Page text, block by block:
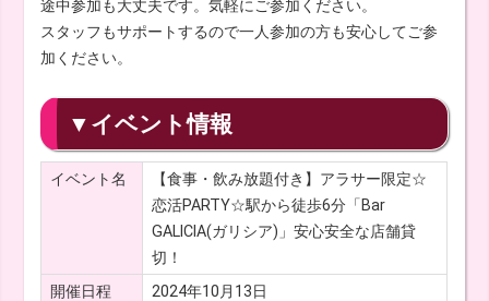
途中参加も大丈夫です。気軽にご参加ください。
スタッフもサポートするので一人参加の方も安心してご参
加ください。
▼イベント情報
イベント名
【食事・飲み放題付き】アラサー限定☆
恋活PARTY☆駅から徒歩6分「Bar
GALICIA(ガリシア)」安心安全な店舗貸
切！
開催日程
2024年10月13日